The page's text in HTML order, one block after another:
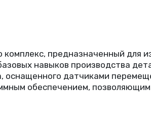
комплекс, предназначенный для
навыков производства
оснащенного датчиками
обеспечением,